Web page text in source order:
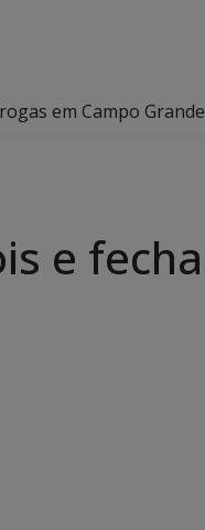
em Campo Grande
e